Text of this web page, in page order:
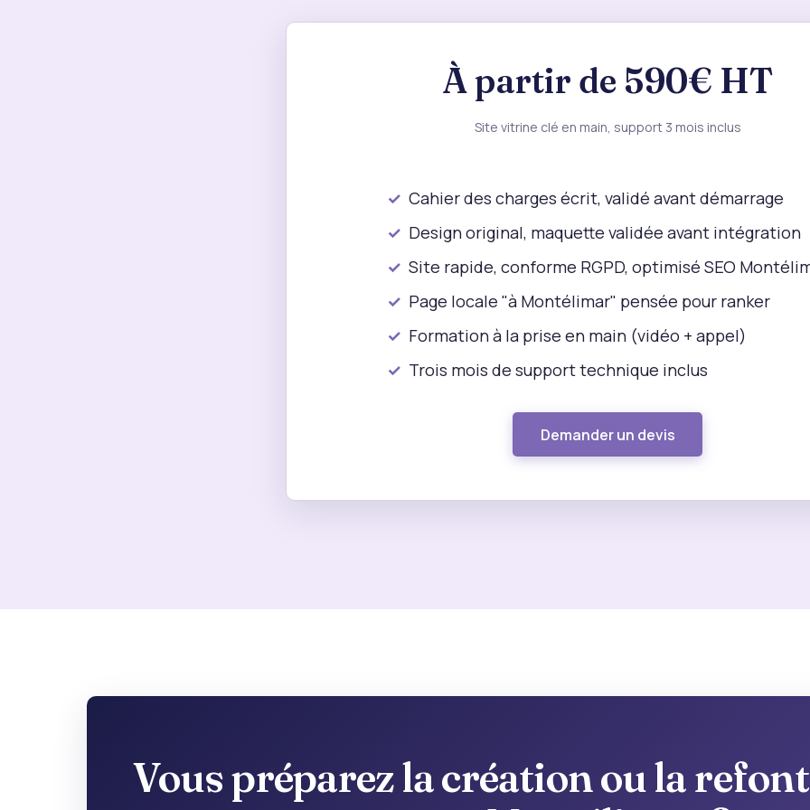
À partir de 590€ HT
Site vitrine clé en main, support 3 mois inclus
Cahier des charges écrit, validé avant démarrage
Design original, maquette validée avant intégration
Site rapide, conforme RGPD, optimisé SEO
Page locale "à Montélimar" pensée pour ranker
Formation à la prise en main (vidéo + appel)
Trois mois de support technique inclus
Demander un devis
Vous préparez la création ou la